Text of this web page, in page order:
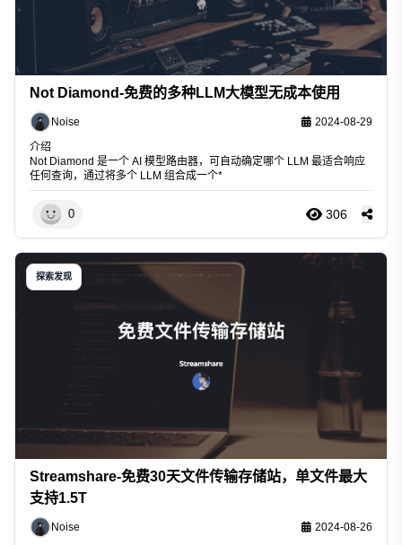
Not Diamond-免费的多种LLM大模型无成本使用
Noise
2024-08-29
介绍
Not Diamond 是一个 AI 模型路由器，可自动确定哪个 LLM 最适合响应
任何查询，通过将多个 LLM 组合成一个*
0 306
探索发现
Streamshare-免费30天文件传输存储站，单文件最大
支持1.5T
Noise
2024-08-26